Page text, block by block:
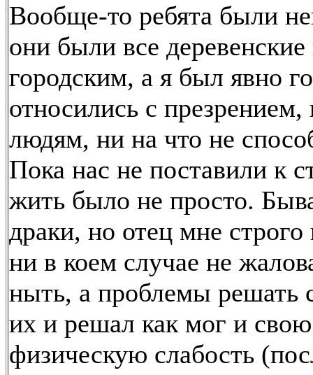
Вообще-то ребята были
они были все деревенские
городским, а я был явно
относились с презрением,
людям, ни на что не
Пока нас не поставили к
жить было не просто.
драки, но отец мне строго
ни в коем случае не
ныть, а проблемы решать
их и решал как мог и свою
физическую слабость